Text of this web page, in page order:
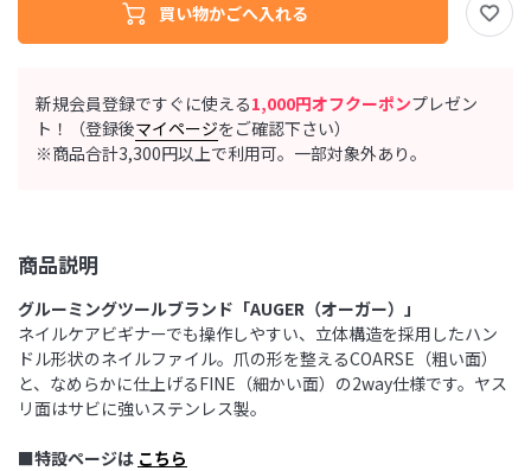
新規会員登録ですぐに使える1,000円オフクーポンプレゼン
ト！（登録後マイページをご確認下さい）
※商品合計3,300円以上で利用可。一部対象外あり。
商品説明
グルーミングツールブランド「AUGER（オーガー）」
ネイルケアビギナーでも操作しやすい、立体構造を採用したハン
ドル形状のネイルファイル。爪の形を整えるCOARSE（粗い面）
と、なめらかに仕上げるFINE（細かい面）の2way仕様です。ヤス
リ面はサビに強いステンレス製。
■特設ページは こちら